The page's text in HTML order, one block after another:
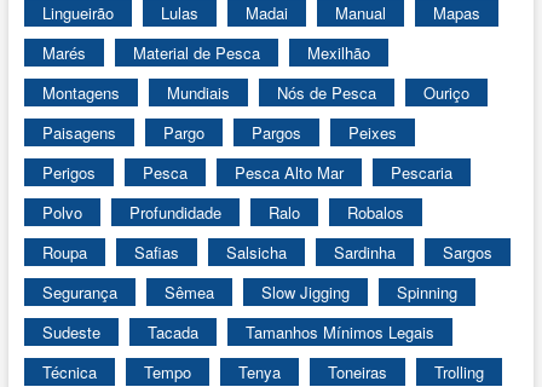
Lingueirão
Lulas Madai Manual
Mapas
Marés
Material de Pesca
Mexilhão
Montagens
Mundiais Nós de Pesca
Ouriço
Paisagens
Pargo Pargos
Peixes
Perigos
Pesca Pesca Alto Mar
Pescaria
Polvo
Profundidade Ralo
Robalos
Roupa
Safias Salsicha Sardinha
Sargos
Segurança
Sêmea Slow Jigging
Spinning
Sudeste
Tacada
Tamanhos Mínimos Legais
Técnica
Tempo Tenya Toneiras
Trolling